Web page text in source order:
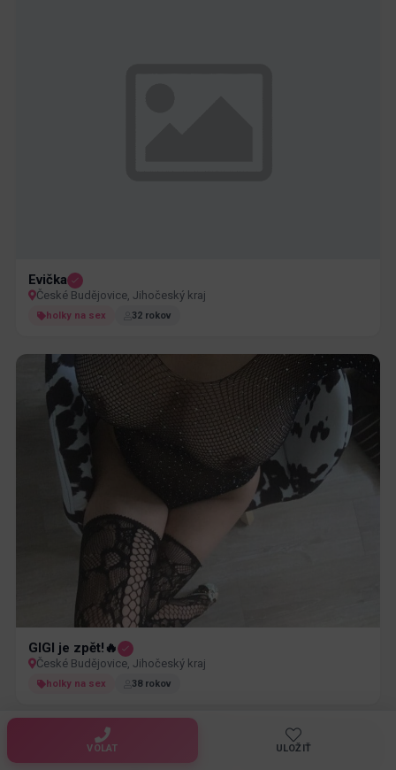
Evička
České Budějovice, Jihočeský kraj
holky na sex 32 rokov
GIGI je zpět!🔥
České Budějovice, Jihočeský kraj
holky na sex 38 rokov
VOLAT ULOŽIŤ